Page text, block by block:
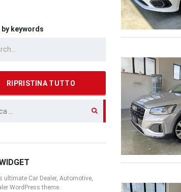
by keywords
RIPRISTINA TUTTO
ultimate Car Dealer, Automotive,
WordPress theme.